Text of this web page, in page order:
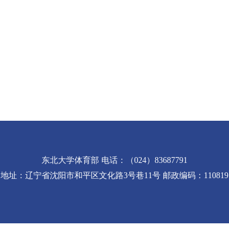
东北大学体育部 电话：（024）83687791
地址：辽宁省沈阳市和平区文化路3号巷11号 邮政编码：110819